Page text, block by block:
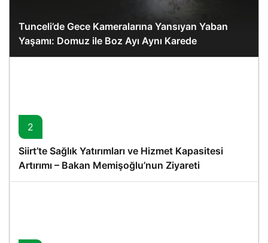
Tunceli’de Gece Kameralarına Yansıyan Yaban
Yaşamı: Domuz ile Boz Ayı Aynı Karede
2
Siirt’te Sağlık Yatırımları ve Hizmet Kapasitesi
Artırımı – Bakan Memişoğlu’nun Ziyareti